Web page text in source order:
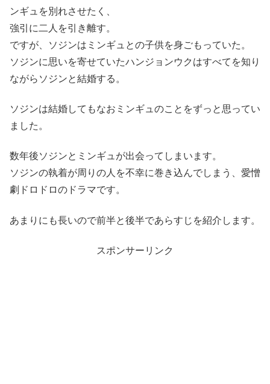
ンギュを別れさせたく、
強引に二人を引き離す。
ですが、ソジンはミンギュとの子供を身ごもっていた。
ソジンに思いを寄せていたハンジョンウクはすべてを知り
ながらソジンと結婚する。
ソジンは結婚してもなおミンギュのことをずっと思ってい
ました。
数年後ソジンとミンギュが出会ってしまいます。
ソジンの執着が周りの人を不幸に巻き込んでしまう、愛憎
劇ドロドロのドラマです。
あまりにも長いので前半と後半であらすじを紹介します。
スポンサーリンク